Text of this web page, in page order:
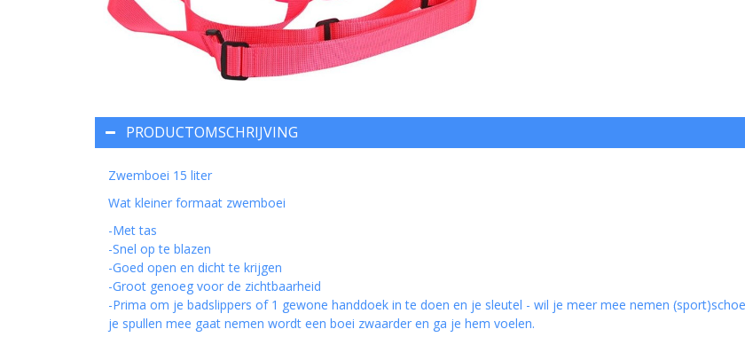
PRODUCTOMSCHRIJVING
Zwemboei 15 liter
Wat kleiner formaat zwemboei
-Met tas
-Snel op te blazen
-Goed open en dicht te krijgen
-Groot genoeg voor de zichtbaarheid
-Prima om je badslippers of 1 gewone handdoek in te doen en je sleutel - wil je meer mee nemen
je spullen mee gaat nemen wordt een boei zwaarder en ga je hem voelen.